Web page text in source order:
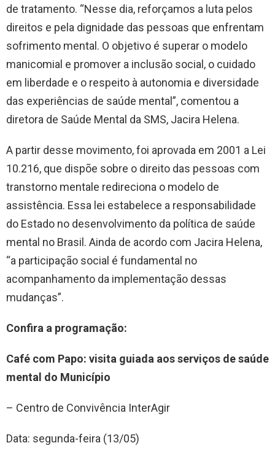
de tratamento. “Nesse dia, reforçamos a luta pelos
direitos e pela dignidade das pessoas que enfrentam
sofrimento mental. O objetivo é superar o modelo
manicomial e promover a inclusão social, o cuidado
em liberdade e o respeito à autonomia e diversidade
das experiências de saúde mental”, comentou a
diretora de Saúde Mental da SMS, Jacira Helena.
A partir desse movimento, foi aprovada em 2001 a Lei
10.216, que dispõe sobre o direito das pessoas com
transtorno mentale redireciona o modelo de
assistência. Essa lei estabelece a responsabilidade
do Estado no desenvolvimento da política de saúde
mental no Brasil. Ainda de acordo com Jacira Helena,
“a participação social é fundamental no
acompanhamento da implementação dessas
mudanças”.
Confira a programação:
Café com Papo: visita guiada aos serviços de saúde
mental do Município
– Centro de Convivência InterAgir
Data: segunda-feira (13/05)